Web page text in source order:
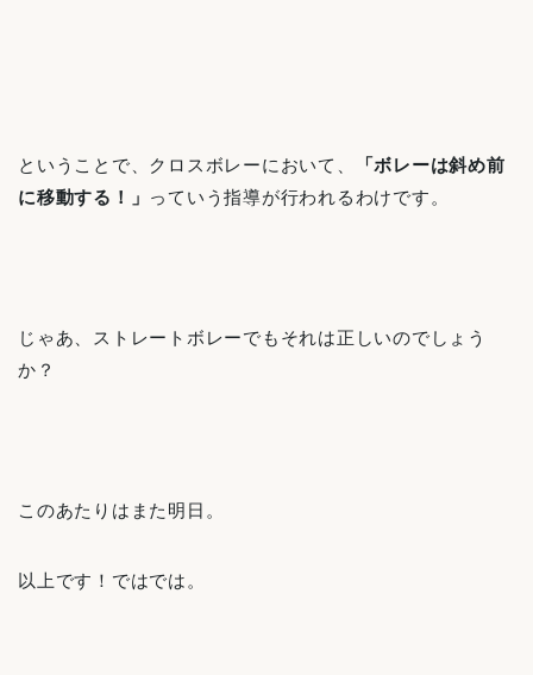
ということで、クロスボレーにおいて、
「ボレーは斜め前
に移動する！」 っていう指導が行われるわけです。
じゃあ、ストレートボレーでもそれは正しいのでしょう
か？
このあたりはまた明日。
以上です！ではでは。